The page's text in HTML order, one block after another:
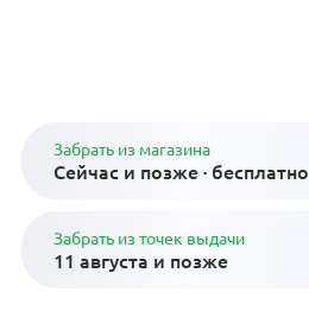
Забрать из магазина
Сейчас и позже · бесплатно
Забрать из точек выдачи
11 августа и позже